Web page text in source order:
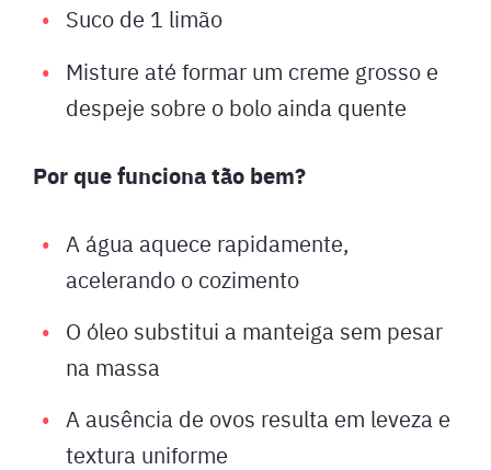
Suco de 1 limão
Misture até formar um creme grosso e
despeje sobre o bolo ainda quente
Por que funciona tão bem?
A água aquece rapidamente,
acelerando o cozimento
O óleo substitui a manteiga sem pesar
na massa
A ausência de ovos resulta em leveza e
textura uniforme